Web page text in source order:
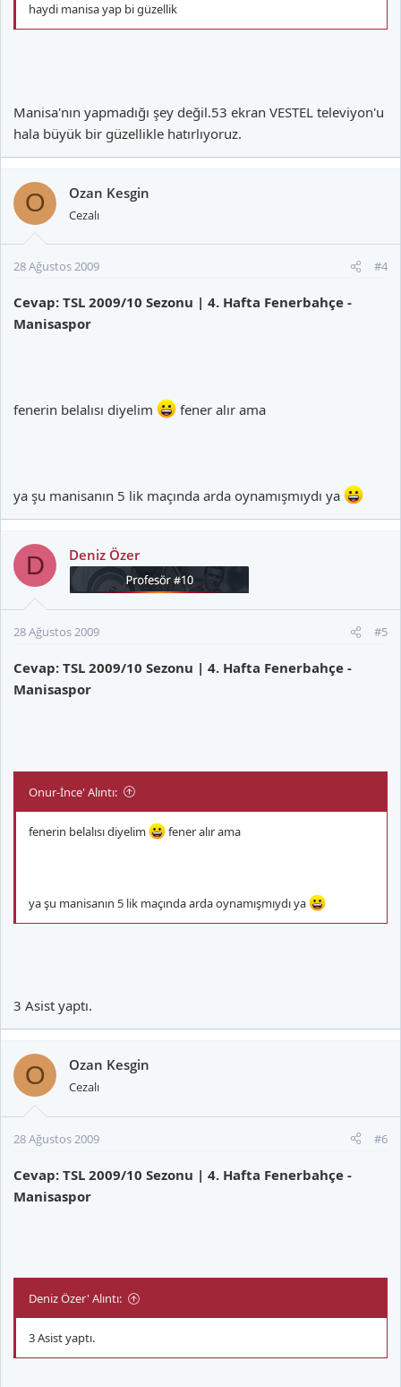
haydi manisa yap bi güzellik
Manisa'nın yapmadığı şey değil.53 ekran VESTEL televiyon'u
hala büyük bir güzellikle hatırlıyoruz.
O Ozan Kesgin
Cezalı
28 Ağustos 2009 #4
Cevap: TSL 2009/10 Sezonu | 4. Hafta Fenerbahçe -
Manisaspor
fenerin belalısı diyelim fener alır ama
ya şu manisanın 5 lik maçında arda oynamışmıydı ya
D Deniz Özer
28 Ağustos 2009 #5
Cevap: TSL 2009/10 Sezonu | 4. Hafta Fenerbahçe -
Manisaspor
Onur-İnce' Alıntı:
fenerin belalısı diyelim fener alır ama
ya şu manisanın 5 lik maçında arda oynamışmıydı ya
3 Asist yaptı.
O Ozan Kesgin
Cezalı
28 Ağustos 2009 #6
Cevap: TSL 2009/10 Sezonu | 4. Hafta Fenerbahçe -
Manisaspor
Deniz Özer' Alıntı:
3 Asist yaptı.